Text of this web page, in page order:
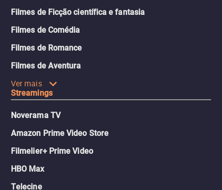
Filmes de Ficção científica e fantasia
Filmes de Comédia
Filmes de Romance
Filmes de Aventura
Ver mais
Streamings
Noverama TV
Amazon Prime Video Store
Filmelier+ Prime Video
HBO Max
Telecine